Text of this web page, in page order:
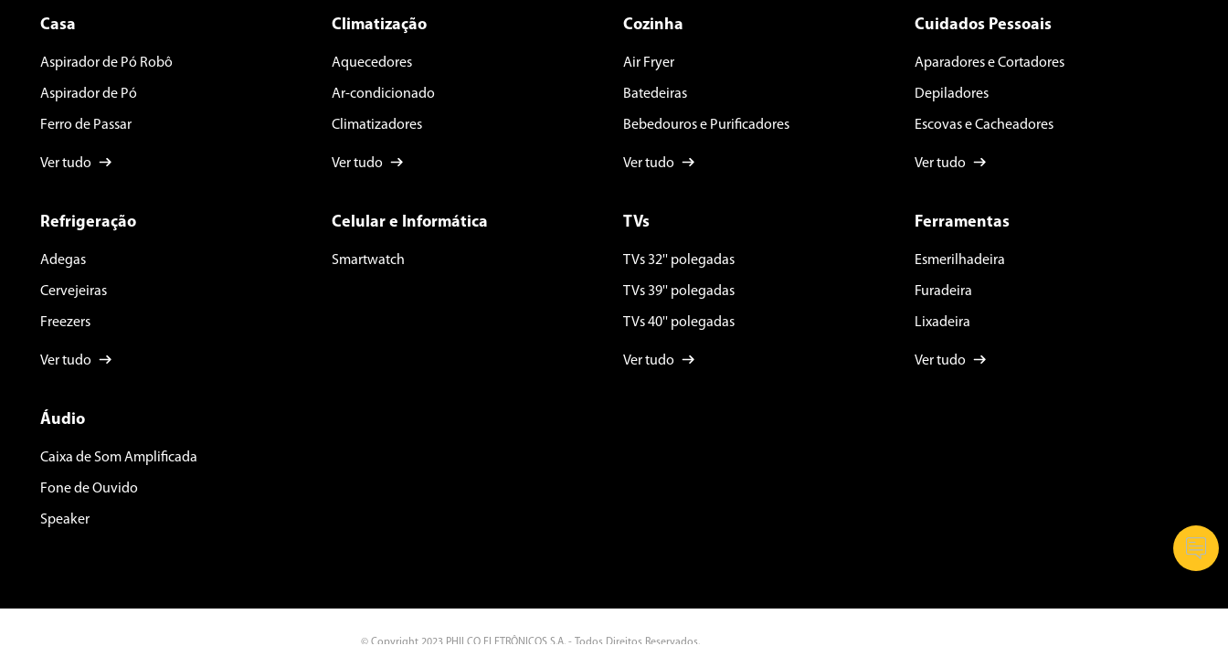
Casa
Aspirador de Pó Robô
Aspirador de Pó
Ferro de Passar
Ver tudo
Climatização
Aquecedores
Ar-condicionado
Climatizadores
Ver tudo
Cozinha
Air Fryer
Batedeiras
Bebedouros e Purificadores
Ver tudo
Cuidados Pessoais
Aparadores e Cortadores
Depiladores
Escovas e Cacheadores
Ver tudo
Refrigeração
Adegas
Cervejeiras
Freezers
Ver tudo
Celular e Informática
Smartwatch
TVs
TVs 32'' polegadas
TVs 39'' polegadas
TVs 40'' polegadas
Ver tudo
Ferramentas
Esmerilhadeira
Furadeira
Lixadeira
Ver tudo
Áudio
Caixa de Som Amplificada
Fone de Ouvido
Speaker
© Copyright 2023 PHILCO ELETRÔNICOS S.A. - Todos Direitos Reservados.